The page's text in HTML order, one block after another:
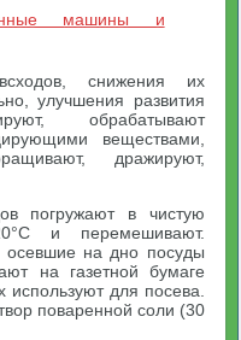
машины и
снижения их
улучшения развития
обрабатывают
веществами,
дражируют,
погружают в чистую
и перемешивают.
на дно посуды
на газетной бумаге
для посева.
поваренной соли (30